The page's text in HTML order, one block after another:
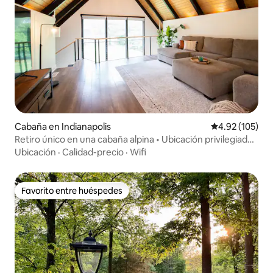
Cabaña en Indianapolis Calificación
4.92 (105)
Retiro único en una cabaña alpina • Ubicación privilegiada •
Baño personalizado
Ubicación · Calidad-precio · Wifi
Favorito entre huéspedes
Favorito entre huéspedes